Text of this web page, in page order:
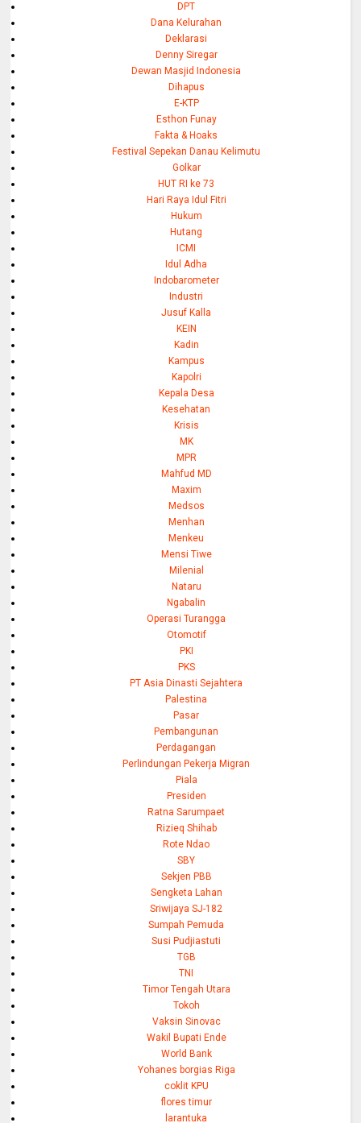
DPT
Dana Kelurahan
Deklarasi
Denny Siregar
Dewan Masjid Indonesia
Dihapus
E-KTP
Esthon Funay
Fakta & Hoaks
Festival Sepekan Danau Kelimutu
Golkar
HUT RI ke 73
Hari Raya Idul Fitri
Hukum
Hutang
ICMI
Idul Adha
Indobarometer
Industri
Jusuf Kalla
KEIN
Kadin
Kampus
Kapolri
Kepala Desa
Kesehatan
Krisis
MK
MPR
Mahfud MD
Maxim
Medsos
Menhan
Menkeu
Mensi Tiwe
Milenial
Nataru
Ngabalin
Operasi Turangga
Otomotif
PKI
PKS
PT Asia Dinasti Sejahtera
Palestina
Pasar
Pembangunan
Perdagangan
Perlindungan Pekerja Migran
Piala
Presiden
Ratna Sarumpaet
Rizieq Shihab
Rote Ndao
SBY
Sekjen PBB
Sengketa Lahan
Sriwijaya SJ-182
Sumpah Pemuda
Susi Pudjiastuti
TGB
TNI
Timor Tengah Utara
Tokoh
Vaksin Sinovac
Wakil Bupati Ende
World Bank
Yohanes borgias Riga
coklit KPU
flores timur
larantuka